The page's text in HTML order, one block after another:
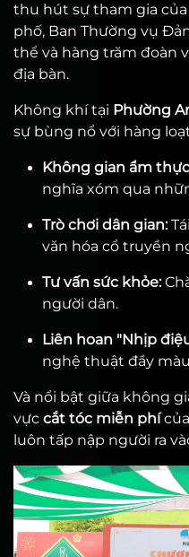
thu hút sự tham gia
phố, Ban Thường vụ
thể và hàng trăm đoàn
địa bàn.
Không khí tại Phường
sự bùng nổ với hàng
Không gian ẩm
nghĩa xóm qua
Trò chơi dân gian:
văn hóa cổ truyền
Tư vấn sức khỏe:
người dân.
Liên hoan "Nhịp
nghệ thuật đầy
Và nổi bật giữa không
vực cắt tóc miễn phícủa
luôn tấp nập người ra